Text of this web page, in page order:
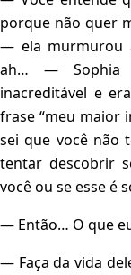
porque não quer
— ela murmurou
ah… — Sophia
inacreditável e
frase “meu maior
sei que você não
tentar descobrir
você ou se esse é
— Então… O que
— Faça da vida